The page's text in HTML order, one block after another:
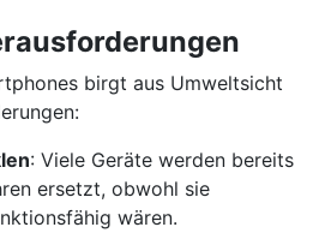
birgt aus Umweltsicht
: Viele Geräte werden bereits
ersetzt, obwohl sie
wären.